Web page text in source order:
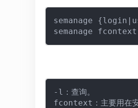
semanage
-l：查询。
fcontext：主要用在安